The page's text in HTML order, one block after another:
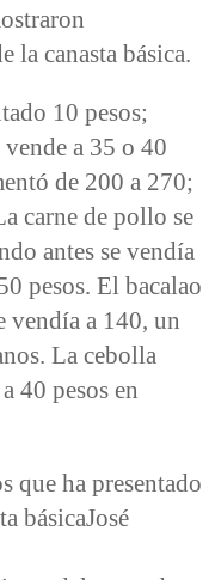
la canasta básica.
10 pesos;
vende a 35 o 40
de 200 a 270;
carne de pollo se
antes se vendía
pesos. El bacalao
vendía a 140, un
La cebolla
40 pesos en
que ha presentado
básicaJosé